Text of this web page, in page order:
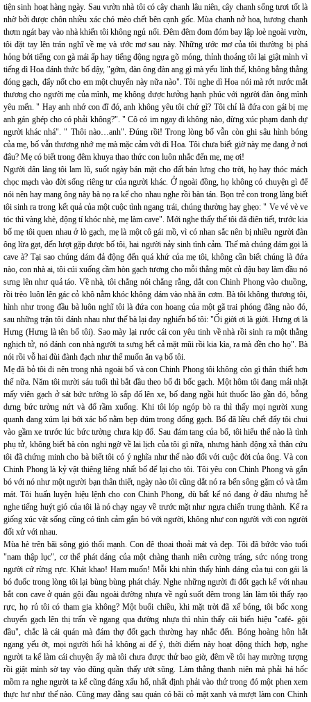
tiện sinh hoạt hàng ngày. Sau vườn nhà tôi có cây chanh lâu niên, cây chanh sống tươi tốt là
nhờ bởi được chôn nhiều xác chó mèo chết bên cạnh gốc. Mùa chanh nở hoa, hương chanh
thơm ngát bay vào nhà khiến tôi không ngủ nổi. Đêm đêm đom đóm bay lập loè ngoài vườn,
tôi đặt tay lên trán nghĩ về mẹ và ước mơ sau này. Những ước mơ của tôi thường bị phá
hỏng bởi tiếng con gà mái ấp hay tiếng động ngựa gõ móng, thỉnh thoảng tôi lại giật mình vì
tiếng dì Hoa đánh thức bố dậy, "gớm, đàn ông đàn ang gì mà yếu lính thế, không bằng thằng
đóng gạch, đẩy nốt cho em một chuyến này nữa nào". Tôi nghe dì Hoa nói mà rớt nước mắt
thương cho người mẹ của mình, mẹ không được hưởng hạnh phúc với người đàn ông mình
yêu mến. " Hay anh nhớ con đĩ đó, anh không yêu tôi chứ gì? Tôi chỉ là đứa con gái bị mẹ
anh gán ghép cho có phải không?". " Cô có im ngay đi không nào, đừng xúc phạm danh dự
người khác nhá". " Thôi nào…anh". Đúng rồi! Trong lòng bố vẫn còn ghi sâu hình bóng
của mẹ, bố vẫn thương nhớ mẹ mà mặc cảm với dì Hoa. Tôi chưa biết giờ này mẹ đang ở nơi
đâu? Mẹ có biết trong đêm khuya thao thức con luôn nhắc đến mẹ, mẹ ơi!
Người dân làng tôi lam lũ, suốt ngày bán mặt cho đất bán lưng cho trời, họ hay thóc mách
chọc mạch vào đời sống riêng tư của người khác. Ở ngoài đồng, họ không có chuyện gì để
nói nên hay mang ông này bà nọ ra kể cho nhau nghe rồi bàn tán. Bọn trẻ con trong làng biết
tôi sinh ra trong kết quả của một cuộc tình ngang trái, chúng thường hay ghẹo: " Ve vẻ vè ve
tóc thì vàng khè, động tí khóc nhè, mẹ làm cave". Mới nghe thấy thế tôi đã điên tiết, trước kia
bố mẹ tôi quen nhau ở lò gạch, mẹ là một cô gái mồ, vì có nhan sắc nên bị nhiều người đàn
ông lừa gạt, đến lượt gặp được bố tôi, hai người nảy sinh tình cảm. Thế mà chúng dám gọi là
cave à? Tại sao chúng dám đả động đến quá khứ của mẹ tôi, không cần biết chúng là đứa
nào, con nhà ai, tôi cúi xuống cầm hòn gạch tương cho mỗi thằng một củ đậu bay làm đầu nó
sưng lên như quả táo. Về nhà, tôi chẳng nói chẳng rằng, dắt con Chinh Phong vào chuồng,
rồi trèo luôn lên gác cỏ khô nằm khóc không dám vào nhà ăn cơm. Bà tôi không thương tôi,
hình như trong đầu bà luôn nghĩ tôi là đứa con hoang của một gã trai phóng đãng nào đó,
sau những trận tôi đánh nhau như thế bà lại đay nghiến bố tôi: "Ối giời ơi là giời. Hưng ơi là
Hưng (Hưng là tên bố tôi). Sao mày lại rước cái con yêu tinh về nhà rồi sinh ra một thằng
nghịch tử, nó đánh con nhà người ta sưng hết cả mặt mũi rồi kia kìa, ra mà đền cho họ". Bà
nói rồi vỗ hai đùi đành đạch như thể muốn ăn vạ bố tôi.
Mẹ đã bỏ tôi đi nên trong nhà ngoài bố và con Chinh Phong tôi không còn gì thân thiết hơn
thế nữa. Năm tôi mười sáu tuổi thì bắt đầu theo bố đi bốc gạch. Một hôm tôi đang mải nhặt
mấy viên gạch ở sát bức tường lò sắp đổ lên xe, bố đang ngồi hút thuốc lào gần đó, bỗng
dưng bức tường nứt và đổ rầm xuống. Khi tôi lóp ngóp bò ra thì thấy mọi người xung
quanh đang xúm lại bới xác bố nằm bẹp dúm trong đống gạch. Bố đã liều chết đẩy tôi chui
vào gầm xe trước lúc bức tường chưa kịp đổ. Sau đám tang của bố, tôi hiểu thế nào là tình
phụ tử, không biết bà còn nghi ngờ về lai lịch của tôi gì nữa, nhưng hành động xả thân cứu
tôi đã chứng minh cho bà biết tôi có ý nghĩa như thế nào đối với cuộc đời của ông. Và con
Chinh Phong là kỷ vật thiêng liêng nhất bố để lại cho tôi. Tôi yêu con Chinh Phong và gắn
bó với nó như một người bạn thân thiết, ngày nào tôi cũng dắt nó ra bến sông gặm cỏ và tắm
mát. Tôi huấn luyện hiệu lệnh cho con Chinh Phong, dù bất kể nó đang ở đâu nhưng hễ
nghe tiếng huýt gió của tôi là nó chạy ngay về trước mặt như ngựa chiến trung thành. Kể ra
giống xúc vật sống cũng có tình cảm gắn bó với người, không như con người với con người
đối xử với nhau.
Mùa hè trên bãi sông gió thổi mạnh. Con đê thoai thoải mát và đẹp. Tôi đã bứớc vào tuổi
"nam thập lục", cơ thể phát dáng của một chàng thanh niên cường tráng, sức nóng trong
người cứ rừng rực. Khát khao! Ham muốn! Mỗi khi nhìn thấy hình dáng của tụi con gái là
bó đuốc trong lòng tôi lại bùng bùng phát cháy. Nghe những người đi đốt gạch kể với nhau
bắt con cave ở quán gội đầu ngoài đường nhựa về ngủ suốt đêm trong lán làm tôi thấy rạo
rực, họ rủ tôi có tham gia không? Một buổi chiều, khi mặt trời đã xế bóng, tôi bốc xong
chuyến gạch lên thị trấn về ngang qua đường nhựa thì nhìn thấy cái biển hiệu "café- gội
đầu", chắc là cái quán mà đám thợ đốt gạch thường hay nhắc đến. Bóng hoàng hôn hắt
ngang yếu ớt, mọi người hối hả không ai để ý, thời điểm này hoạt động thích hợp, nghe
người ta kể làm cái chuyện ấy mà tôi chưa được thử bao giờ, đêm về tôi hay mường tượng
rồi giật mình sờ tay vào đũng quần thấy ướt sũng. Làm thằng thanh niên mà phải há hốc
mồm ra nghe người ta kể cũng đáng xấu hổ, nhất định phải vào thử trong đó một phen xem
thực hư như thế nào. Cũng may đằng sau quán có bãi cỏ mật xanh và mượt làm con Chinh